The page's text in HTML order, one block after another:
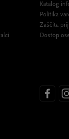
Katalog
Politika
Zaščita
Dostop